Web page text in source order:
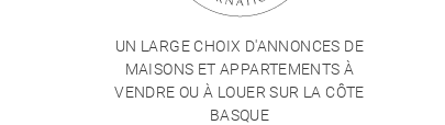
UN LARGE CHOIX D'ANNONCES DE
MAISONS ET APPARTEMENTS À
VENDRE OU À LOUER SUR LA CÔTE
BASQUE